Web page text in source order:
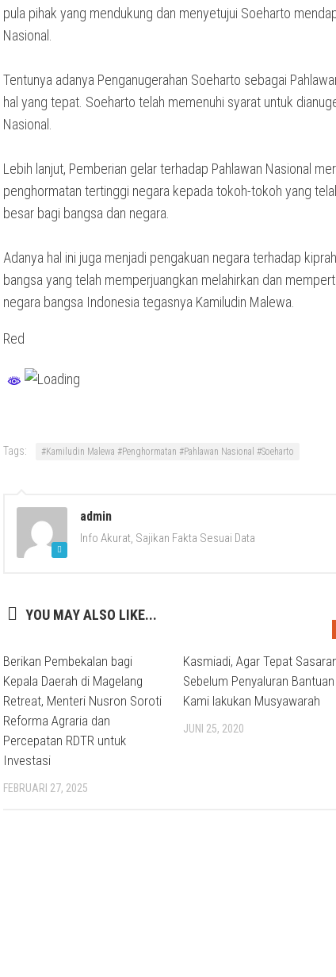
pula pihak yang mendukung dan menyetujui Soeharto
Nasional.
Tentunya adanya Penganugerahan Soeharto sebagai
hal yang tepat. Soeharto telah memenuhi syarat untuk
Nasional.
Lebih lanjut, Pemberian gelar terhadap Pahlawan Nasional
penghormatan tertinggi negara kepada tokoh-tokoh yang
besar bagi bangsa dan negara.
Adanya hal ini juga menjadi pengakuan negara terhadap
bangsa yang telah memperjuangkan melahirkan dan
negara bangsa Indonesia tegasnya Kamiludin Malewa.
Red
Tags: #Kamiludin Malewa #Penghormatan #Pahlawan Nasional #Soeharto
admin
Info Akurat, Sajikan Fakta Sesuai Data
YOU MAY ALSO LIKE...
Berikan Pembekalan bagi
Kepala Daerah di Magelang
Retreat, Menteri Nusron Soroti
Reforma Agraria dan
Percepatan RDTR untuk
Investasi
FEBRUARI 27, 2025
Kasmiadi, Agar Tepat
Sebelum Penyaluran Bantuan
Kami lakukan Musyawarah
JUNI 25, 2020